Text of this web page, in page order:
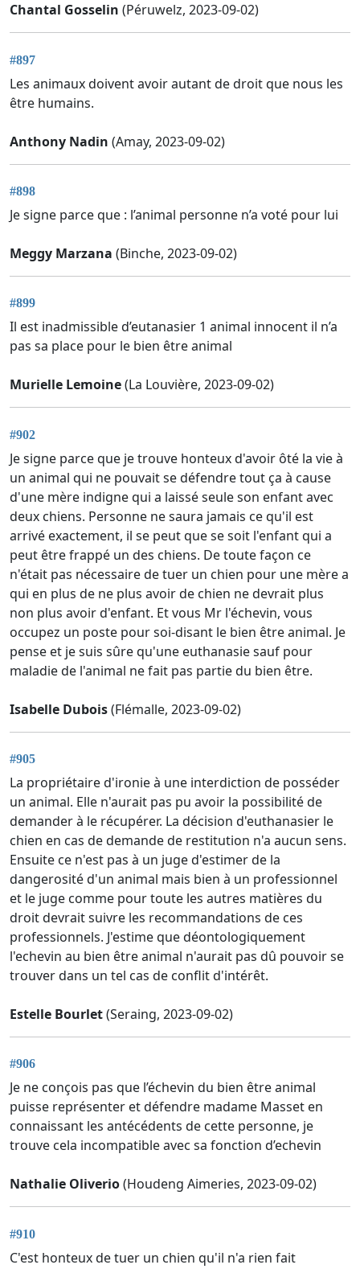
Chantal Gosselin (Péruwelz, 2023-09-02)
#897
Les animaux doivent avoir autant de droit que nous les
être humains.
Anthony Nadin (Amay, 2023-09-02)
#898
Je signe parce que : l’animal personne n’a voté pour lui
Meggy Marzana (Binche, 2023-09-02)
#899
Il est inadmissible d’eutanasier 1 animal innocent il n’a
pas sa place pour le bien être animal
Murielle Lemoine(La Louvière, 2023-09-02)
#902
Je signe parce que je trouve honteux d'avoir ôté la vie à
un animal qui ne pouvait se défendre tout ça à cause
d'une mère indigne qui a laissé seule son enfant avec
deux chiens. Personne ne saura jamais ce qu'il est
arrivé exactement, il se peut que se soit l'enfant qui a
peut être frappé un des chiens. De toute façon ce
n'était pas nécessaire de tuer un chien pour une mère a
qui en plus de ne plus avoir de chien ne devrait plus
non plus avoir d'enfant. Et vous Mr l'échevin, vous
occupez un poste pour soi-disant le bien être animal. Je
pense et je suis sûre qu'une euthanasie sauf pour
maladie de l'animal ne fait pas partie du bien être.
Isabelle Dubois(Flémalle, 2023-09-02)
#905
La propriétaire d'ironie à une interdiction de posséder
un animal. Elle n'aurait pas pu avoir la possibilité de
demander à le récupérer. La décision d'euthanasier le
chien en cas de demande de restitution n'a aucun sens.
Ensuite ce n'est pas à un juge d'estimer de la
dangerosité d'un animal mais bien à un professionnel
et le juge comme pour toute les autres matières du
droit devrait suivre les recommandations de ces
professionnels. J'estime que déontologiquement
l'echevin au bien être animal n'aurait pas dû pouvoir se
trouver dans un tel cas de conflit d'intérêt.
Estelle Bourlet(Seraing, 2023-09-02)
#906
Je ne conçois pas que l’échevin du bien être animal
puisse représenter et défendre madame Masset en
connaissant les antécédents de cette personne, je
trouve cela incompatible avec sa fonction d’echevin
Nathalie Oliverio(Houdeng Aimeries, 2023-09-02)
#910
C'est honteux de tuer un chien qu'il n'a rien fait